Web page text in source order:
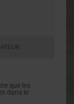
que les
dans le